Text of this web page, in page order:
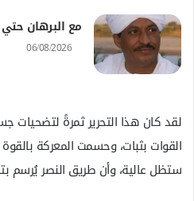
مع البرهان
06/08/2026
لقد كان هذا التحرير ثمرةً
القوات بثبات، وحسمت المعركة بالقوة
ستظل عالية، وأن طريق النصر يُرسم